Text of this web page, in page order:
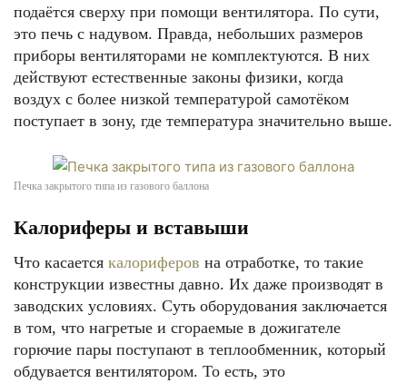
подаётся сверху при помощи вентилятора. По сути,
это печь с надувом. Правда, небольших размеров
приборы вентиляторами не комплектуются. В них
действуют естественные законы физики, когда
воздух с более низкой температурой самотёком
поступает в зону, где температура значительно выше.
Печка закрытого типа из газового баллона
Калориферы и вставыши
Что касается калориферов на отработке, то такие
конструкции известны давно. Их даже производят в
заводских условиях. Суть оборудования заключается
в том, что нагретые и сгораемые в дожигателе
горючие пары поступают в теплообменник, который
обдувается вентилятором. То есть, это